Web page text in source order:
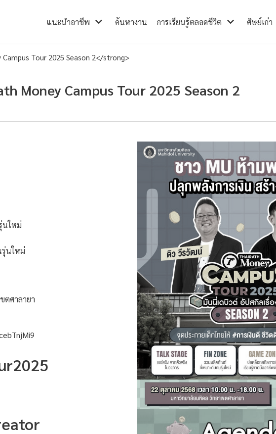
แนะนำอาชีพ ค้นหางาน การเรียนรู้ตลอดชีวิต ศิษย์เก่า
Tour 2025 Season 2</strong>
Money Campus Tour 2025 Season 2
นใหม่
รุ่นใหม่
ตศาลายา